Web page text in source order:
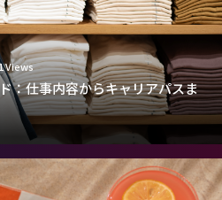
Views
：仕事内容からキャリアパスま